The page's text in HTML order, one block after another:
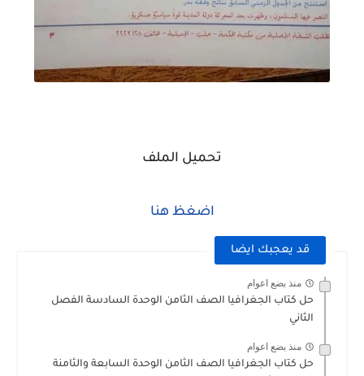
تحميل الملف
اضغظ هنا
قد يعجبك ايضا
منذ بضع اعوام
حل كتاب الجغرافيا الصف الثامن الوحدة السادسة الفصل
الثاني
منذ بضع اعوام
حل كتاب الجغرافيا الصف الثامن الوحدة السابعة والثامنة